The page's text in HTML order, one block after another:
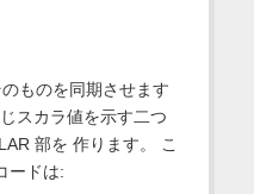
ものを同期させます
スカラ値を示す二つ
部を 作ります。 こ
ードは: